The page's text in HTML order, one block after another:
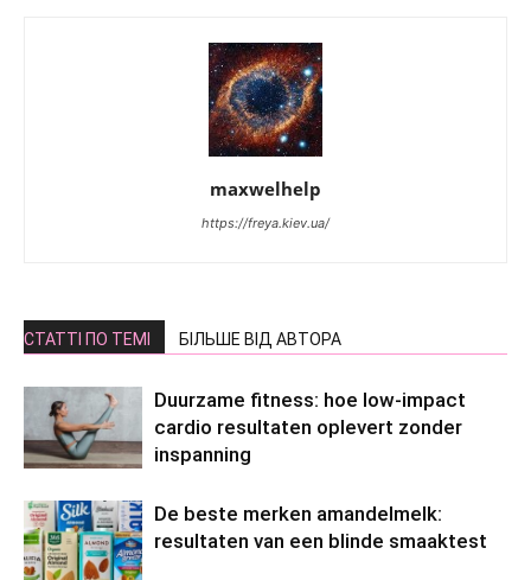
maxwelhelp
https://freya.kiev.ua/
СТАТТІ ПО ТЕМІ БІЛЬШЕ ВІД АВТОРА
Duurzame fitness: hoe low-impact
cardio resultaten oplevert zonder
inspanning
De beste merken amandelmelk:
resultaten van een blinde smaaktest